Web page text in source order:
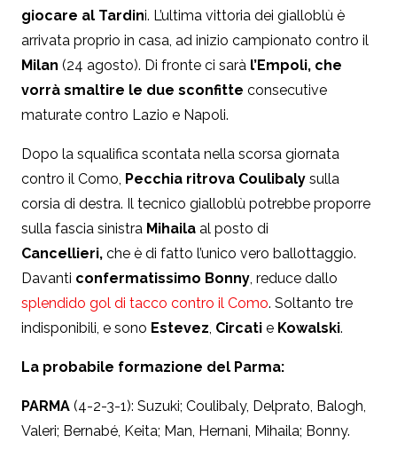
giocare al Tardini. L’ultima vittoria dei gialloblù è
arrivata proprio in casa, ad inizio campionato contro il
Milan (24 agosto). Di fronte ci sarà l’Empoli, che
vorrà smaltire le due sconfitte consecutive
maturate contro Lazio e Napoli.
Dopo la squalifica scontata nella scorsa giornata
contro il Como, Pecchia ritrova Coulibaly sulla
corsia di destra. Il tecnico gialloblù potrebbe proporre
sulla fascia sinistra Mihaila al posto di
Cancellieri, che è di fatto l’unico vero ballottaggio.
Davanti confermatissimo Bonny, reduce dallo
splendido gol di tacco contro il Como. Soltanto tre
indisponibili, e sono Estevez, Circati e Kowalski.
La probabile formazione del Parma:
PARMA (4-2-3-1): Suzuki; Coulibaly, Delprato, Balogh,
Valeri; Bernabé, Keita; Man, Hernani, Mihaila; Bonny.